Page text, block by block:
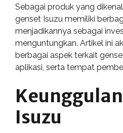
Sebagai produk yang
genset Isuzu memiliki
menjadikannya sebagai
menguntungkan. Artikel ini
berbagai aspek terkait
aplikasi, serta tempat
Isuzu